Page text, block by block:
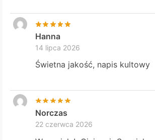
Hanna
14 lipca 2026
Świetna jakość, napis kultowy
Norczas
22 czerwca 2026